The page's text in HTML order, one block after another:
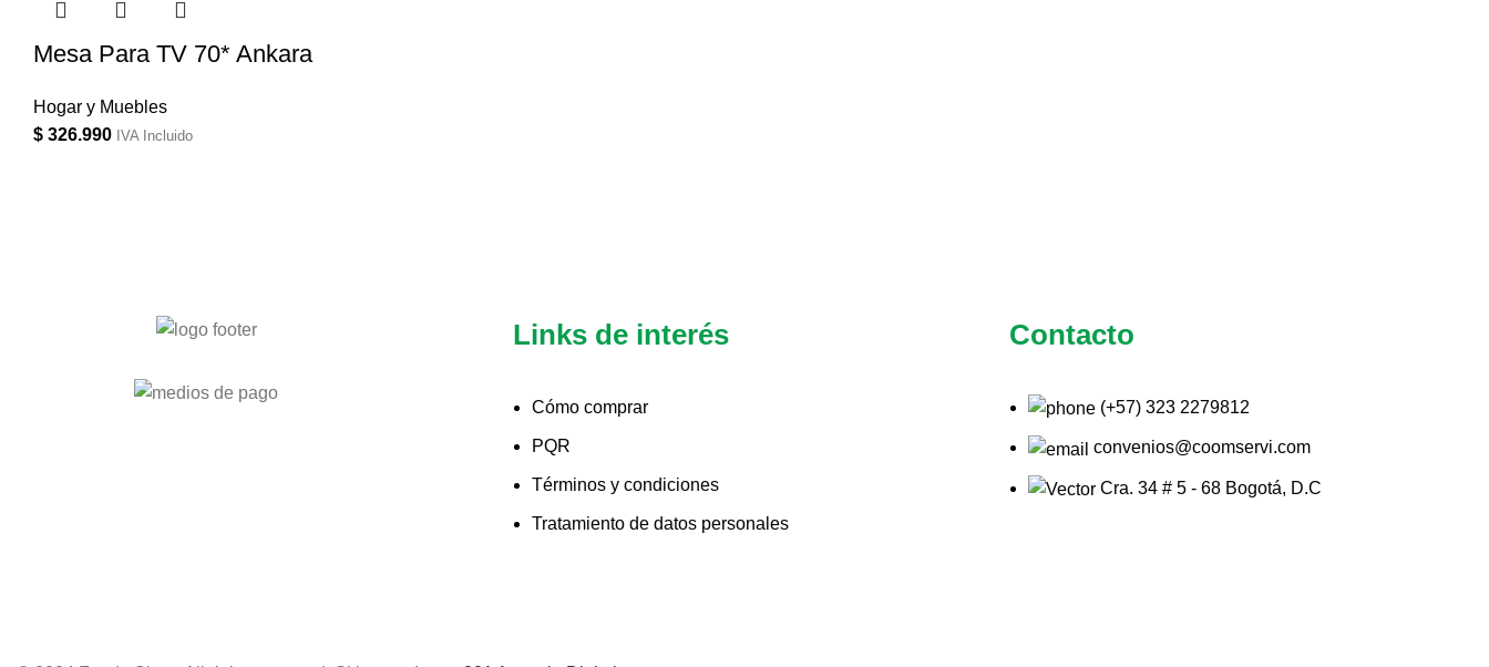
Mesa Para TV 70* Ankara
Hogar y Muebles
$ 326.990 IVA Incluido
Links de interés
Cómo comprar
PQR
Términos y condiciones
Tratamiento de datos personales
Contacto
(+57) 323 2279812
convenios@coomservi.com
Cra. 34 # 5 - 68 Bogotá, D.C